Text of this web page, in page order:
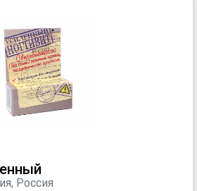
Россия